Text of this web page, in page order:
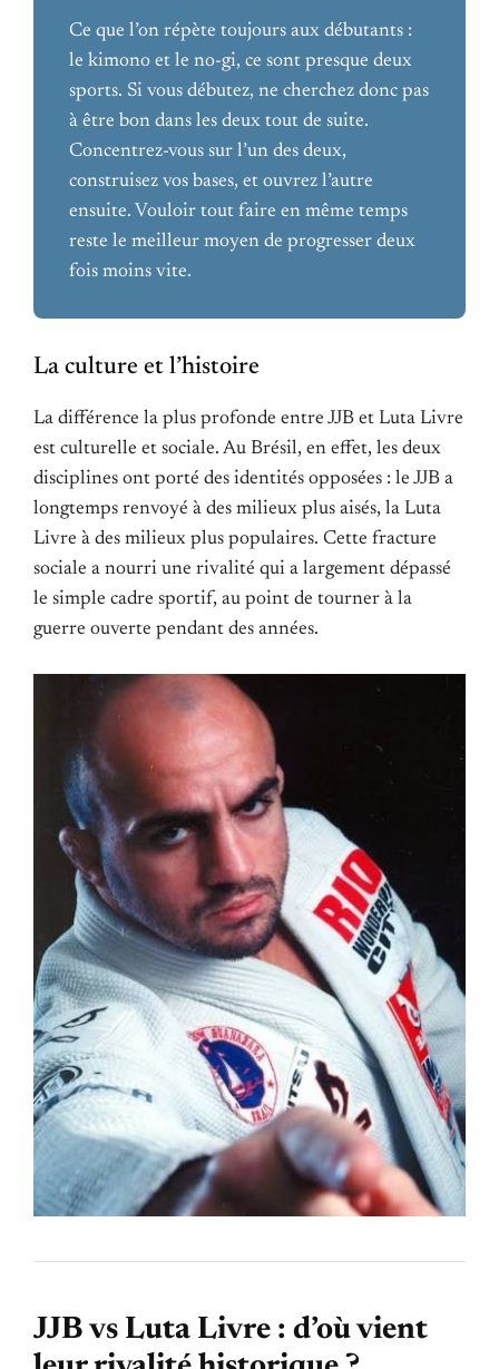
Ce que l’on répète toujours aux débutants :
le kimono et le no-gi, ce sont presque deux
sports. Si vous débutez, ne cherchez donc pas
à être bon dans les deux tout de suite.
Concentrez-vous sur l’un des deux,
construisez vos bases, et ouvrez l’autre
ensuite. Vouloir tout faire en même temps
reste le meilleur moyen de progresser deux
fois moins vite.
La culture et l’histoire
La différence la plus profonde entre JJB et Luta Livre
est culturelle et sociale. Au Brésil, en effet, les deux
disciplines ont porté des identités opposées : le JJB a
longtemps renvoyé à des milieux plus aisés, la Luta
Livre à des milieux plus populaires. Cette fracture
sociale a nourri une rivalité qui a largement dépassé
le simple cadre sportif, au point de tourner à la
guerre ouverte pendant des années.
JJB vs Luta Livre : d’où vient